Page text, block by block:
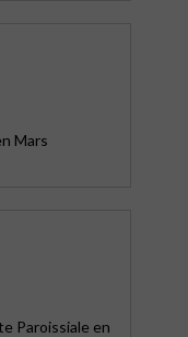
Mars
Paroissiale en